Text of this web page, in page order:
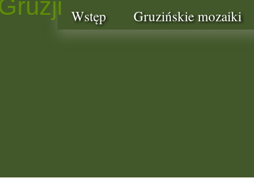
Wstęp Gruzińskie mozaiki